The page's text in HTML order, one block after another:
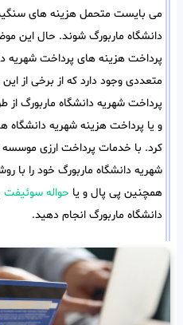
می بایست متحمل هزینه های
دانشگاه ماربورگ شوند. حال این
پرداخت هزینه های پرداخت شهریه
متعددی وجود دارد که از برخی از
پرداخت شهریه دانشگاه ماربورگ از
و یا پرداخت هزینه شهریه دانشگاه
کرد. با خدمات پرداخت ارزی موسسه
شهریه دانشگاه ماربورگ خود را با
همچنین پی پال و یا حواله سوئیفت
دانشگاه ماربورگ انجام دهید.